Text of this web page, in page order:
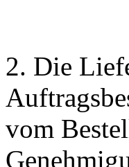
2. Die
vom